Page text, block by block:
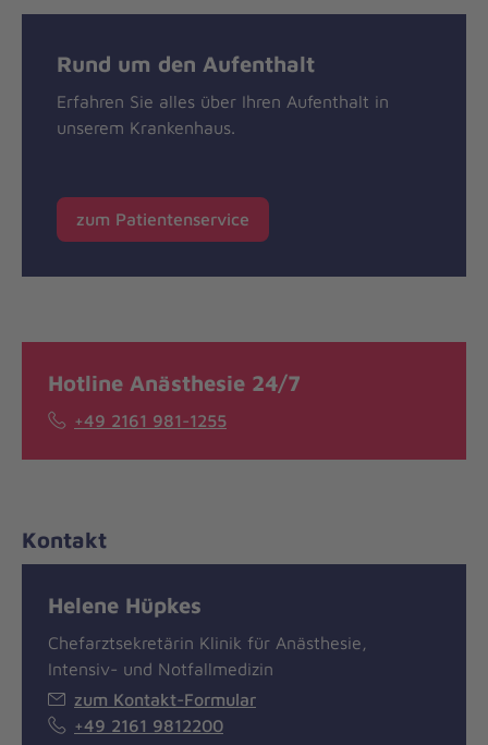
Rund um den Aufenthalt
Erfahren Sie alles über Ihren Aufenthalt in
unserem Krankenhaus.
zum Patientenservice
Hotline Anästhesie 24/7
+49 2161 981-1255
Kontakt
Helene Hüpkes
Chefarztsekretärin Klinik für Anästhesie,
Intensiv- und Notfallmedizin
zum Kontakt-Formular
+49 2161 9812200